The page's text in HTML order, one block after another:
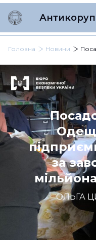
Головна Новини
за
ОЛЬГА